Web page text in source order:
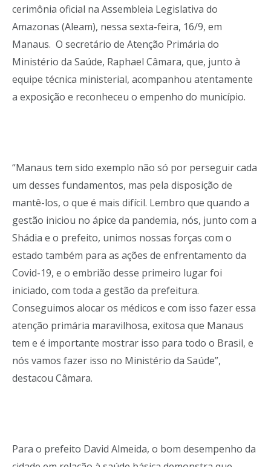
cerimônia oficial na Assembleia Legislativa do
Amazonas (Aleam), nessa sexta-feira, 16/9, em
Manaus. O secretário de Atenção Primária do
Ministério da Saúde, Raphael Câmara, que, junto à
equipe técnica ministerial, acompanhou atentamente
a exposição e reconheceu o empenho do município.
“Manaus tem sido exemplo não só por perseguir cada
um desses fundamentos, mas pela disposição de
mantê-los, o que é mais difícil. Lembro que quando a
gestão iniciou no ápice da pandemia, nós, junto com a
Shádia e o prefeito, unimos nossas forças com o
estado também para as ações de enfrentamento da
Covid-19, e o embrião desse primeiro lugar foi
iniciado, com toda a gestão da prefeitura.
Conseguimos alocar os médicos e com isso fazer essa
atenção primária maravilhosa, exitosa que Manaus
tem e é importante mostrar isso para todo o Brasil, e
nós vamos fazer isso no Ministério da Saúde”,
destacou Câmara.
Para o prefeito David Almeida, o bom desempenho da